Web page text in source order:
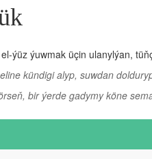
ýüz ýuwmak üçin ulanylýan,
kündigi alyp, suwdan
bir ýerde gadymy köne